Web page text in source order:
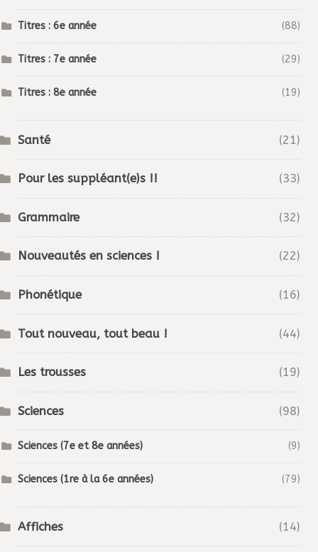
Titres : 6e année (88)
Titres : 7e année (29)
Titres : 8e année (19)
Santé (21)
Pour les suppléant(e)s !! (33)
Grammaire (32)
Nouveautés en sciences ! (22)
Phonétique (16)
Tout nouveau, tout beau ! (44)
Les trousses (19)
Sciences (98)
Sciences (7e et 8e années) (9)
Sciences (1re à la 6e années) (79)
Affiches (14)